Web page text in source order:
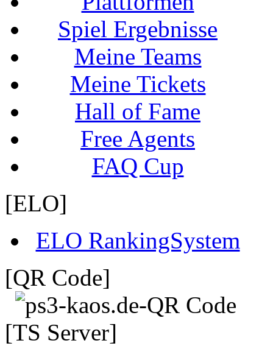
Spiel Ergebnisse
Meine Teams
Meine Tickets
Hall of Fame
Free Agents
FAQ Cup
[ELO]
ELO RankingSystem
[QR Code]
[TS Server]